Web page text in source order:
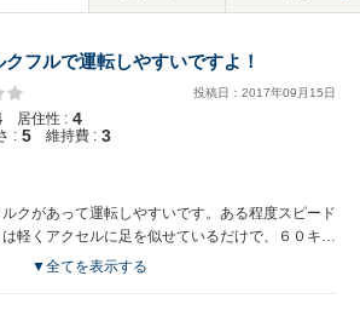
フルで運転しやすいですよ！
投稿日： 2017年09 月 15日
居住性 : 4
: 5 維持費 : 3
クがあって運転しやすいです。ある程度スピード
軽くアクセルに足を似せているだけで、６０キロ
在はハイオク、レギュラー、軽油、全体的に昔と
▼全てを表示する